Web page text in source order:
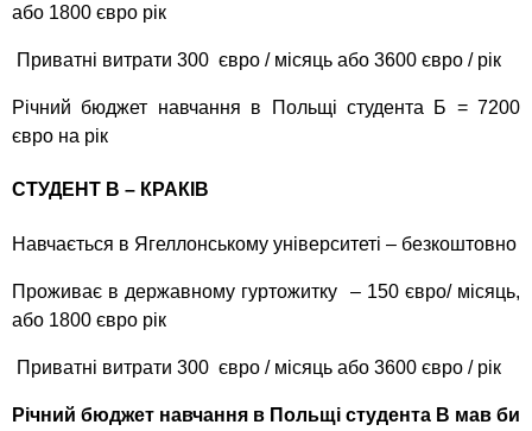
або 1800 євро рік
Приватні витрати 300 євро / місяць або 3600 євро / рік
Річний бюджет навчання в Польщі студента Б = 7200
євро на рік
СТУДЕНТ В – КРАКІВ
Навчається в Ягеллонському університеті – безкоштовно
Проживає в державному гуртожитку – 150 євро/ місяць,
або 1800 євро рік
Приватні витрати 300 євро / місяць або 3600 євро / рік
Річний бюджет навчання в Польщі студента В мав би